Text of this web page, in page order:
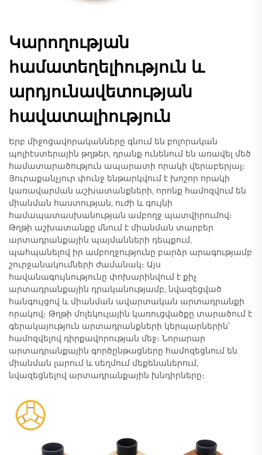
Կարողության
համատեղելիություն և
արդյունավետության
հավատալիություն
Երբ միջոցավորականները գնում են բոլորական
պոլիէստերային թղթեր, դրանք ունենում են առավել մեծ
համատարածություն ապարատի որակի վերաբերյալ։
Յուրաքանչյուր փունջ ենթարկվում է խոշոր որակի
կառավարման աշխատանքների, որոնք համոզվում են
միանման հաստության, ուժի և գույնի
համապատասխանության ամբողջ պատվիրումով։
Թղթի աշխատանքը մնում է միանման տարբեր
արտադրանքային պայմանների դեպքում,
պահպանելով իր ամբողջությունը բարձր արագությամբ
շուրջանակումների ժամանակ։ Այս
հավանագույնությունը փոխարինվում է քիչ
արտադրանքային դրականությամբ, նվազեցված
հանգույցով և միանման ավարտական արտադրանքի
որակով։ Թղթի մոլեկուլային կառուցվածքը տարածում է
գերակայություն արտադրանքների կերպարներին՝
համոզվելով դիրքավորության մեջ։ Նորարար
արտադրանքային գործընթացները համոզեցնում են
միանման լարում և սեղմում մեքենաներում,
նվազեցնելով արտադրանքային խնդիրները։